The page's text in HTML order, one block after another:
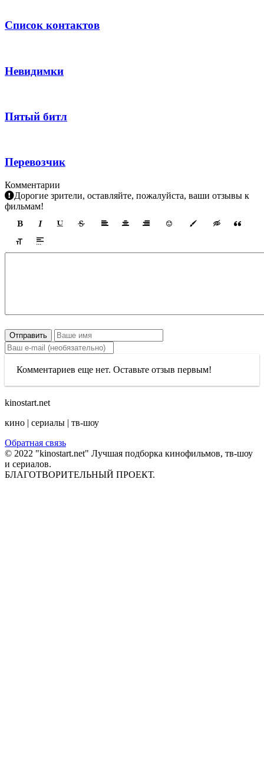
Список контактов
Невидимки
Пятый битл
Перевозчик
Комментарии
Дорогие зрители, оставляйте, пожалуйста, ваши отзывы к
фильмам!
Отправить
Комментариев еще нет. Оставьте отзыв первым!
kinostart.net
кино | сериалы | тв-шоу
Обратная связь
© 2022 "kinostart.net" Лучшая подборка кинофильмов, тв-шоу
и сериалов.
БЛАГОТВОРИТЕЛЬНЫЙ ПРОЕКТ.